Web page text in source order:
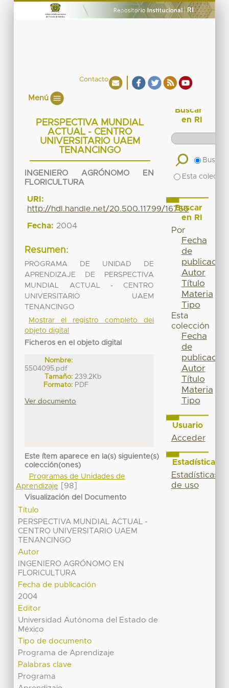
Contacto
Menú
PERSPECTIVA MUNDIAL
ACTUAL - CENTRO
UNIVERSITARIO UAEM
TENANCINGO
INGENIERO AGRÓNOMO EN
FLORICULTURA
URI:
http://hdl.handle.net/20.500.11799/16766
Fecha: 2004
Resumen:
PROGRAMA DE UNIDAD DE
APRENDIZAJE DE PERSPECTIVA
MUNDIAL ACTUAL - CENTRO
UNIVERSITARIO UAEM
TENANCINGO
Mostrar el registro completo del
objeto digital
Ficheros en el objeto digital
Nombre:
5504095.pdf
Tamaño: 239.2Kb
Formato: PDF
Ver documento
Este ítem aparece en la(s) siguiente(s)
colección(ones)
Programas de Unidades de
Aprendizaje
[98]
Visualización del Documento
Título
PERSPECTIVA MUNDIAL ACTUAL -
CENTRO UNIVERSITARIO UAEM
TENANCINGO
Autor
INGENIERO AGRÓNOMO EN
FLORICULTURA
Fecha de publicación
2004
Editor
Universidad Autónoma del Estado de
México
Tipo de documento
Programa de Aprendizaje
Palabras clave
Programa
Buscar
en RI
Buscar
Esta
Buscar
en RI
Por
Fecha
de
publicación
Autor
Título
Materia
Tipo
Esta
colección
Fecha
de
publicación
Autor
Título
Materia
Tipo
Usuario
Acceder
Estadísticas
Estadísticas
de uso